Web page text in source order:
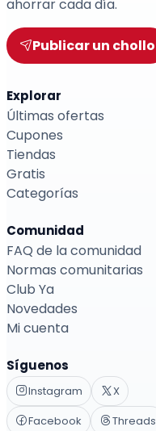
ahorrar cada día.
Publicar un chollo
Explorar
Últimas ofertas
Cupones
Tiendas
Gratis
Categorías
Comunidad
FAQ de la comunidad
Normas comunitarias
Club Ya
Novedades
Mi cuenta
Síguenos
Instagram
X
Facebook
Threads